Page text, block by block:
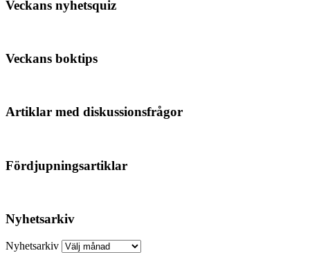
Veckans nyhetsquiz
Veckans boktips
Artiklar med diskussionsfrågor
Fördjupningsartiklar
Nyhetsarkiv
Nyhetsarkiv